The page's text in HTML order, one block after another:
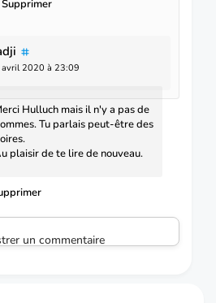
Supprimer
avril 2020 à 23:09
Hulluch mais il n'y a pas de
Tu parlais peut-être des
plaisir de te lire de nouveau.
un commentaire